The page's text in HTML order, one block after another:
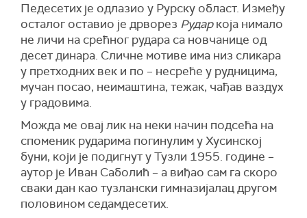
Педесетих је одлазио у Рурску област. Између
осталог оставио је дрворез Рударкоја нимало
не личи на срећног рудара са новчанице од
десет динара. Сличне мотиве има низ сликара
у претходних век и по – несреће у рудницима,
мучан посао, неимаштина, тежак, чађав ваздух
у градовима.
Можда ме овај лик на неки начин подсећа на
споменик рударима погинулим у Хусинској
буни, који је подигнут у Тузли 1955. године –
аутор је Иван Саболић – а виђао сам га скоро
сваки дан као тузлански гимназијалац другом
половином седамдесетих.